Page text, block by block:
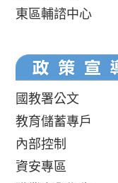
東區輔諮中心
國教署公文
教育儲蓄專戶
內部控制
資安專區